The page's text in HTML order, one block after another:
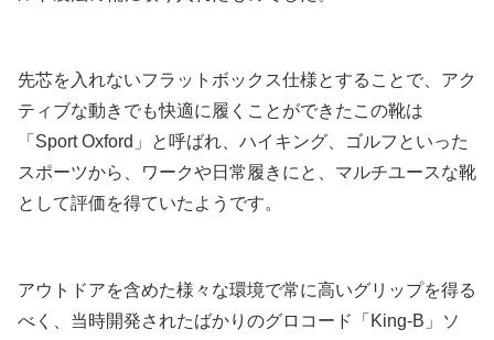
先芯を入れないフラットボックス仕様とすることで、アク
ティブな動きでも快適に履くことができたこの靴は
「Sport Oxford」と呼ばれ、ハイキング、ゴルフといった
スポーツから、ワークや日常履きにと、マルチユースな靴
として評価を得ていたようです。
アウトドアを含めた様々な環境で常に高いグリップを得る
べく、当時開発されたばかりのグロコード「King-B」ソ